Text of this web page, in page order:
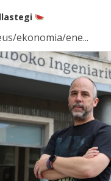
ekonomia/ene...